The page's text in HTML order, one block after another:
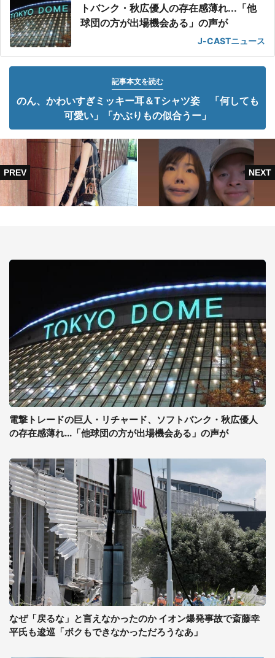
トバンク・秋広優人の存在感薄れ...「他
球団の方が出場機会ある」の声が
J-CASTニュース
記事本文を読む
のん、かわいすぎミッキー耳＆Tシャツ姿 「何しても
可愛い」「かぶりもの似合うー」
電撃トレードの巨人・リチャード、ソフトバンク・秋広優人
の存在感薄れ...「他球団の方が出場機会ある」の声が
なぜ「戻るな」と言えなかったのか イオン爆発事故で斎藤幸
平氏も逡巡「ボクもできなかっただろうなあ」